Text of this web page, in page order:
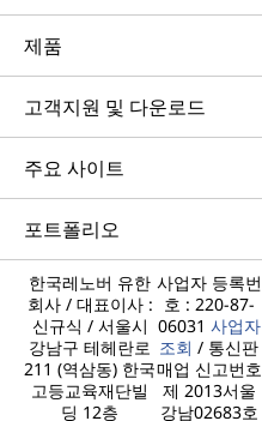
제품
고객지원 및 다운로드
주요 사이트
포트폴리오
한국레노버 유한
회사 / 대표이사 :
신규식 / 서울시
강남구 테헤란로
211 (역삼동) 한국
고등교육재단빌
딩 12층
사업자 등록번
호 : 220-87-
06031 사업자
조회 / 통신판
매업 신고번호
제 2013서울
강남02683호